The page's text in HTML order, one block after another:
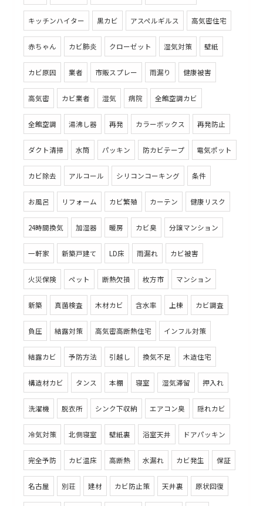
キッチンハイター 黒カビ アスペルギルス 高気密住宅
赤ちゃん カビ肺炎 クローゼット 湿気対策 壁紙
カビ原因 業者 市販スプレー 雨漏り 健康被害
高気密 カビ業者 湿気 病院 全館空調カビ
全館空調 湯沸し器 再発 カラーボックス 再発防止
ダクト清掃 水筒 パッキン 防カビテープ 電気ポット
カビ除去 アルコール シリコンコーキング 条件
お風呂 リフォーム カビ繁殖 カーテン 健康リスク
24時間換気 加湿器 暖房 カビ臭 分譲マンション
一軒家 新築戸建て LD床 雨漏れ カビ被害
火災保険 ペット 断熱欠損 枚方市 マンション
新築 真菌検査 木材カビ 含水率 上棟 カビ調査
負圧 結露対策 高気密高断熱住宅 インフル対策
結露カビ 予防方法 引越し 換気不足 木造住宅
構造材カビ タンス 本棚 寝室 湿気滞留 押入れ
洗濯機 脱衣所 シンク下収納 エアコン臭 隠れカビ
冷気対策 北側寝室 壁紙裏 浴室天井 ドアパッキン
完全予防 カビ温床 高断熱 水漏れ カビ発生 保証
名古屋 別荘 建材 カビ防止策 天井裏 原状回復